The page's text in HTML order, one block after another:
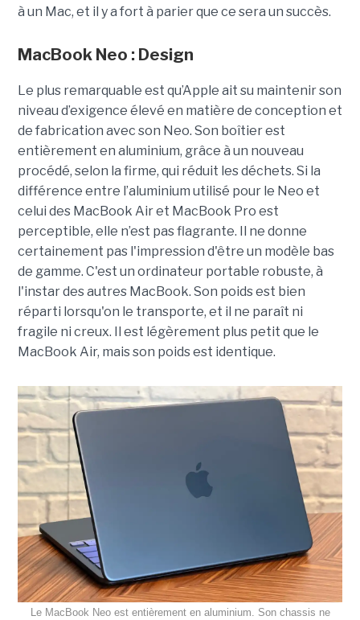
à un Mac, et il y a fort à parier que ce sera un succès.
MacBook Neo : Design
Le plus remarquable est qu’Apple ait su maintenir son
niveau d’exigence élevé en matière de conception et
de fabrication avec son Neo. Son boîtier est
entièrement en aluminium, grâce à un nouveau
procédé, selon la firme, qui réduit les déchets. Si la
différence entre l’aluminium utilisé pour le Neo et
celui des MacBook Air et MacBook Pro est
perceptible, elle n’est pas flagrante. Il ne donne
certainement pas l'impression d'être un modèle bas
de gamme. C'est un ordinateur portable robuste, à
l'instar des autres MacBook. Son poids est bien
réparti lorsqu'on le transporte, et il ne paraît ni
fragile ni creux. Il est légèrement plus petit que le
MacBook Air, mais son poids est identique.
Le MacBook Neo est entièrement en aluminium. Son chassis ne